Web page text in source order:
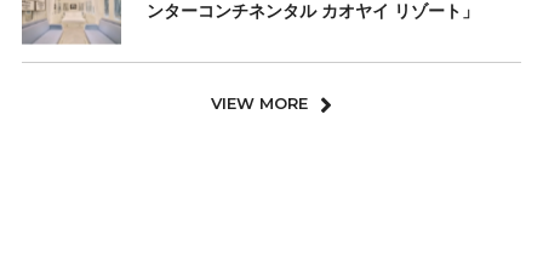
ンターコンチネンタル カオヤイ リゾート」
VIEW MORE